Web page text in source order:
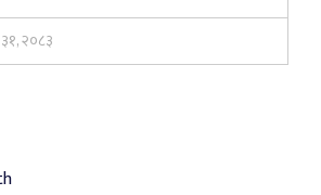
२०८३